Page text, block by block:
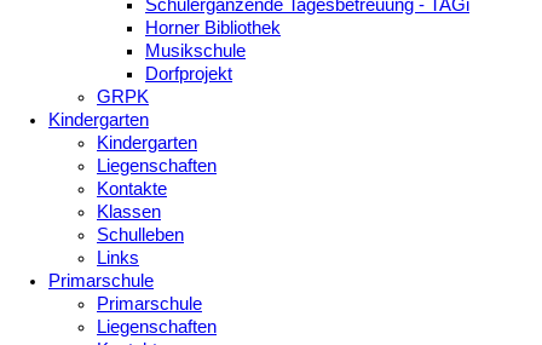
Schulergänzende Tagesbetreuung - TAGi
Horner Bibliothek
Musikschule
Dorfprojekt
GRPK
Kindergarten
Kindergarten
Liegenschaften
Kontakte
Klassen
Schulleben
Links
Primarschule
Primarschule
Liegenschaften